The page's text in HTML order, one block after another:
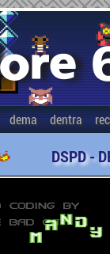
dema dentra
DSPD -